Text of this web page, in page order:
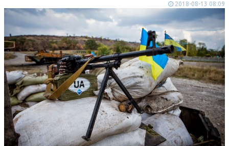
2018-08-13 08:09